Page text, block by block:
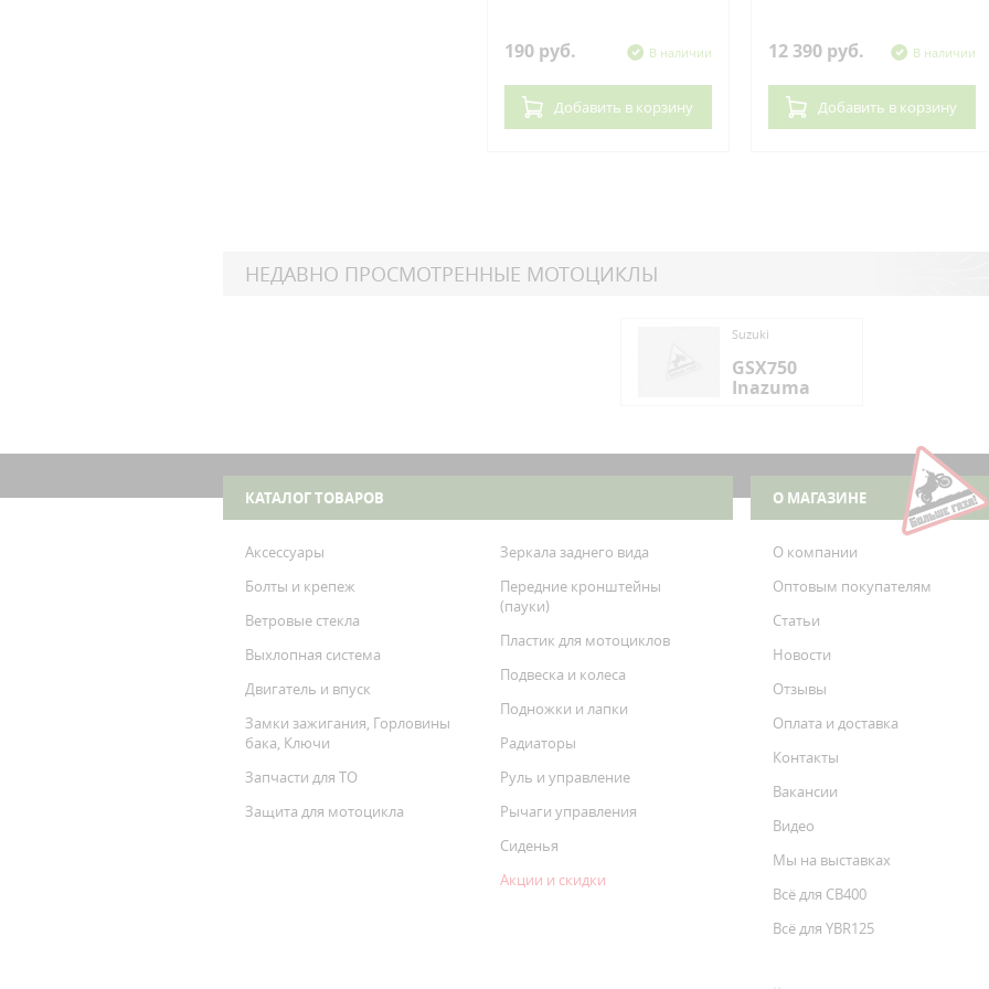
190 руб. В наличии
Добавить в корзину
12 390 руб. В наличии
Добавить в корзину
НЕДАВНО ПРОСМОТРЕННЫЕ МОТОЦИКЛЫ
Suzuki
GSX750
Inazuma
GSX750
КАТАЛОГ ТОВАРОВ
Аксессуары
Болты и крепеж
Ветровые стекла
Выхлопная система
Двигатель и впуск
Замки зажигания, Горловины
бака, Ключи
Запчасти для ТО
Защита для мотоцикла
Зеркала заднего вида
Передние кронштейны
(пауки)
Пластик для мотоциклов
Подвеска и колеса
Подножки и лапки
Радиаторы
Руль и управление
Рычаги управления
Сиденья
Акции и скидки
О МАГАЗИНЕ
О компании
Оптовым покупателям
Статьи
Новости
Отзывы
Оплата и доставка
Контакты
Вакансии
Видео
Мы на выставках
Всё для CB400
Всё для YBR125